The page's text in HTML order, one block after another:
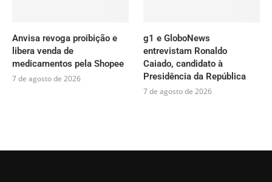
Anvisa revoga proibição e
libera venda de
medicamentos pela Shopee
7 de agosto de 2026
g1 e GloboNews
entrevistam Ronaldo
Caiado, candidato à
Presidência da República
7 de agosto de 2026